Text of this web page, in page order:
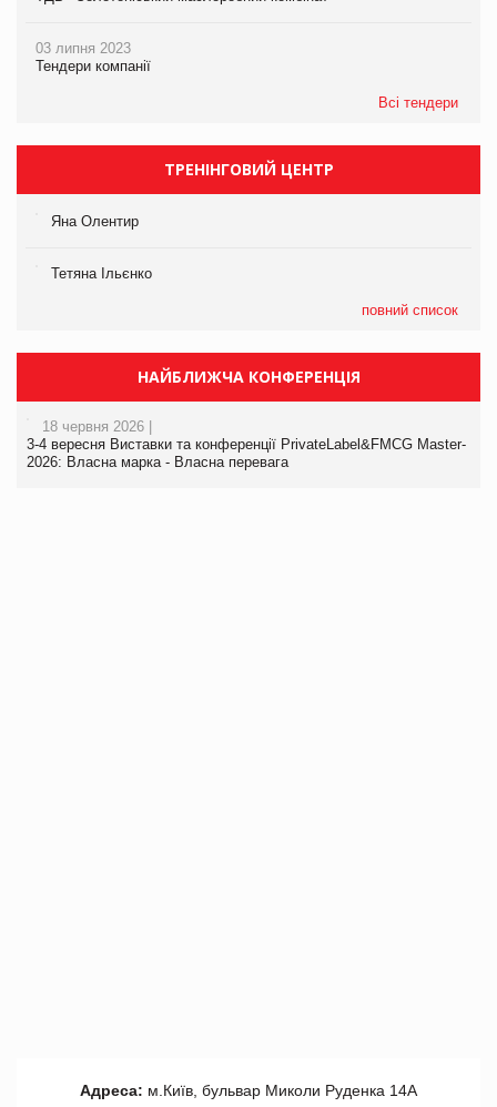
03 липня 2023
Тендери компанії
Всі тендери
ТРЕНІНГОВИЙ ЦЕНТР
Яна Олентир
Тетяна Ільєнко
повний список
НАЙБЛИЖЧА КОНФЕРЕНЦІЯ
18 червня 2026 |
3-4 вересня Виставки та конференції PrivateLabel&FMCG Master-
2026: Власна марка - Власна перевага
Адреса: м.Київ, бульвар Миколи Руденка 14А